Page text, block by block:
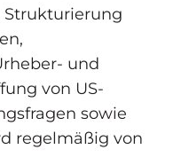
Strukturierung
und
von US-
sowie
regelmäßig von